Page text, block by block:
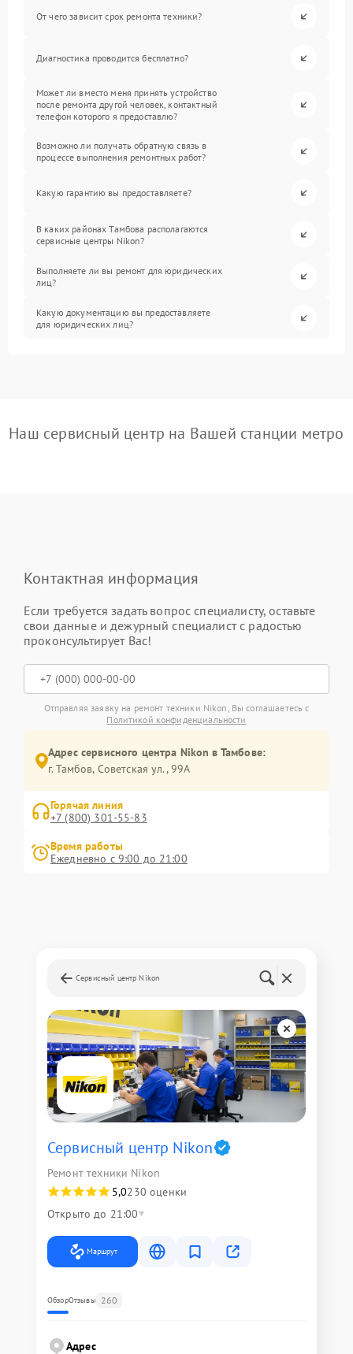
От чего зависит срок ремонта техники?
Диагностика проводится бесплатно?
Может ли вместо меня принять устройство
после ремонта другой человек, контактный
телефон которого я предоставлю?
Возможно ли получать обратную связь в
процессе выполнения ремонтных работ?
Какую гарантию вы предоставляете?
В каких районах Тамбова располагаются
сервисные центры Nikon?
Выполняете ли вы ремонт для юридических
лиц?
Какую документацию вы предоставляете
для юридических лиц?
Наш сервисный центр на Вашей станции метро
Контактная информация
Если требуется задать вопрос специалисту, оставьте
свои данные и дежурный специалист с радостью
проконсультирует Вас!
Отправляя заявку на ремонт техники Nikon, Вы соглашаетесь с
Политикой конфиденциальности
Адрес сервисного центра Nikon в Тамбове:
г. Тамбов, Советская ул., 99А
Горячая линия
+7 (800) 301-55-83
Время работы
Ежедневно с 9:00 до 21:00
Сервисный центр Nikon
Сервисный центр Nikon
Ремонт техники Nikon
5,0230 оценки
Открыто до 21:00
Маршрут
ОбзорОтзывы 260
Адрес